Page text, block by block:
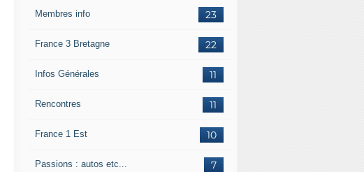
23
Membres info
22
France 3 Bretagne
11
Infos Générales
11
Rencontres
10
France 1 Est
7
Passions : autos etc...